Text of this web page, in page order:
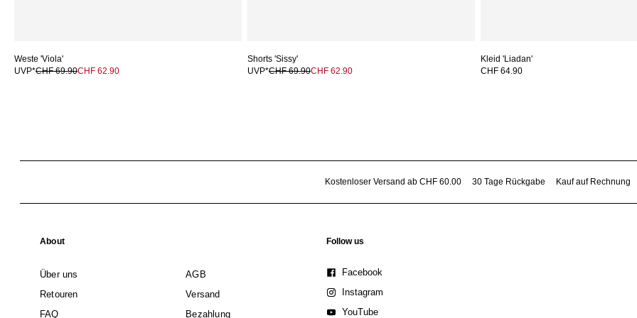
Weste 'Viola'
UVP*CHF 69.90CHF 62.90
Shorts 'Sissy'
UVP*CHF 69.90CHF 62.90
Kleid 'Liadan'
CHF 64.90
Kostenloser Versand ab CHF 60.00 30 Tage Rückgabe Kauf auf Rechnung
About
Über uns
AGB
Retouren
Versand
FAQ
Bezahlung
Follow us
Facebook
Instagram
YouTube